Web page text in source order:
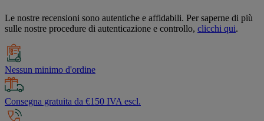
Le nostre recensioni sono autentiche e affidabili. Per saperne di più
sulle nostre procedure di autenticazione e controllo, clicchi qui.
Nessun minimo d'ordine
Consegna gratuita da €150 IVA escl.